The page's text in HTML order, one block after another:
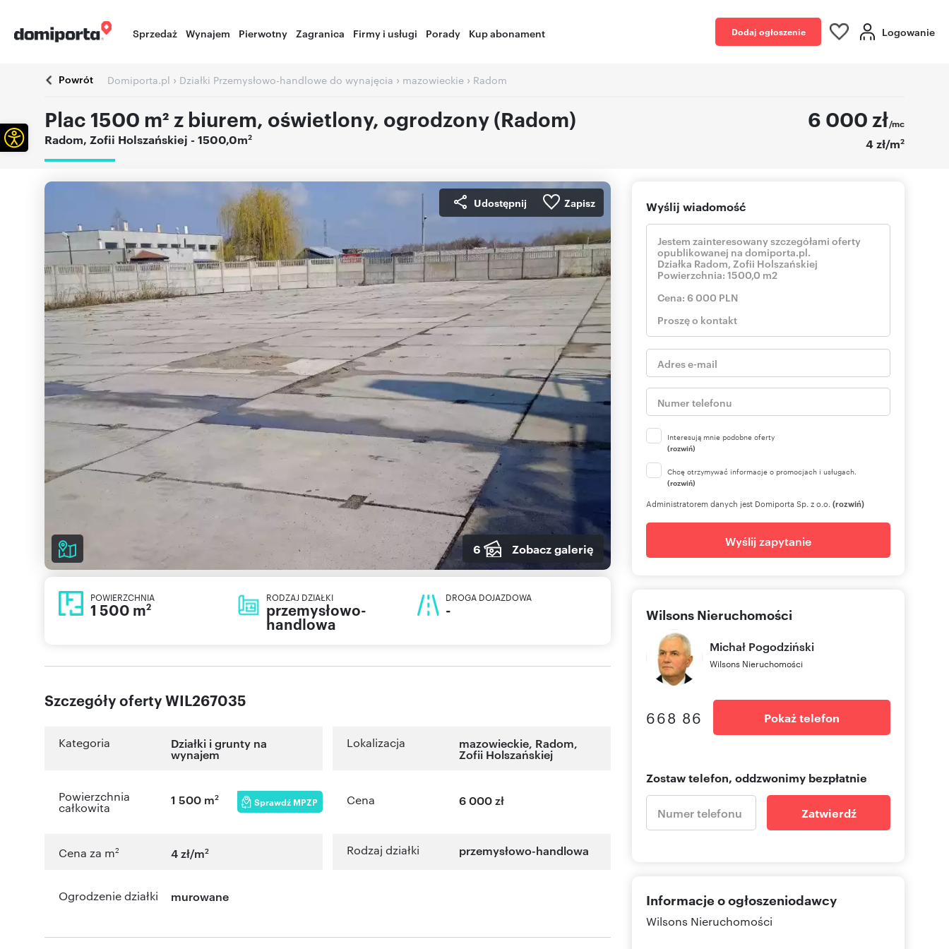
Sprzedaż Wynajem Pierwotny Zagranica Firmy i usługi Porady Kup abonament Dodaj ogłoszenie Logowanie
Powrót Domiporta.pl › Działki Przemysłowo-handlowe do wynajęcia › mazowieckie › Radom
Plac 1500 m² z biurem, oświetlony, ogrodzony (Radom)
Radom, Zofii Holszańskiej - 1500,0m2
6 000 zł/mc
4 zł/m2
Udostępnij Zapisz
6 Zobacz galerię
POWIERZCHNIA
1 500 m2
RODZAJ DZIAŁKI
przemysłowo-
handlowa
DROGA DOJAZDOWA
-
Szczegóły oferty WIL267035
Kategoria Działki i grunty na
wynajem
Lokalizacja mazowieckie, Radom,
Zofii Holszańskiej
Powierzchnia
całkowita
1 500 m2 Sprawdź MPZP Cena 6 000 zł
Cena za m2 4 zł/m2 Rodzaj działki przemysłowo-handlowa
Ogrodzenie działki murowane
Wyślij wiadomość
Interesują mnie podobne oferty
(rozwiń)
Chcę otrzymywać informacje o promocjach i usługach.
(rozwiń)
Administratorem danych jest Domiporta Sp. z o.o. (rozwiń)
Wyślij zapytanie
Wilsons Nieruchomości
Michał Pogodziński
Wilsons Nieruchomości
668 86 Pokaż telefon
Zostaw telefon, oddzwonimy bezpłatnie
Zatwierdź
Informacje o ogłoszeniodawcy
Wilsons Nieruchomości
Otwórz pasek narzędzi